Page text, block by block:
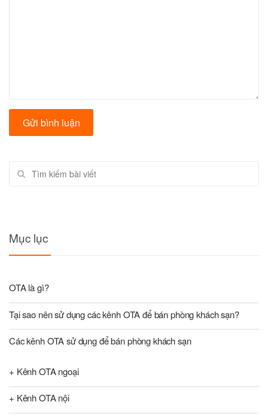
Tìm kiếm
Mục lục
OTA là gì?
Tại sao nên sử dụng các kênh OTA để bán phòng khách sạn?
Các kênh OTA sử dụng để bán phòng khách sạn
+ Kênh OTA ngoại
+ Kênh OTA nội